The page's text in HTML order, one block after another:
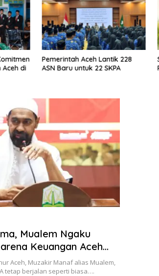
Aceh di
Pemerintah Aceh Lantik 228
ASN Baru untuk 22 SKPA
Mualem Ngaku
Keuangan Aceh
Aceh, Muzakir Manaf alias Mualem,
tetap berjalan seperti biasa….